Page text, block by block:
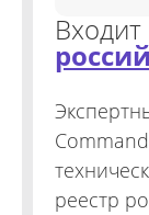
Входит
реестр